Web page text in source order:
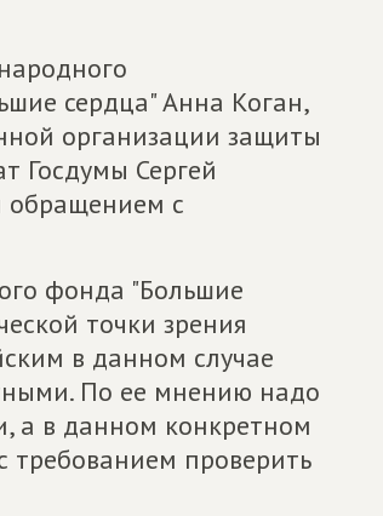
сердца" Анна Коган,
организации защиты
Госдумы Сергей
обращением с
фонда "Большие
точки зрения
в данном случае
По ее мнению надо
а в данном конкретном
требованием проверить